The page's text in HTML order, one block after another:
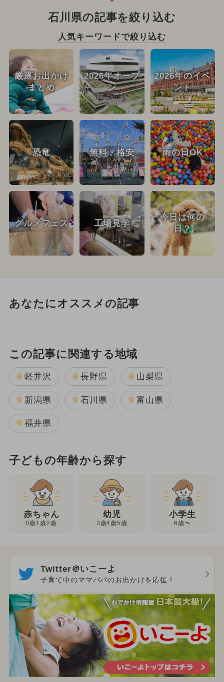
石川県の記事を絞り込む
人気キーワードで絞り込む
厳選お出かけ
まとめ
2026年オープ
ン
2026年のイベ
ント
恐竜 無料・格安 雨の日OK
グルメフェス 工場見学
今日は何の
日？
あなたにオススメの記事
この記事に関連する地域
軽井沢 長野県 山梨県
新潟県 石川県 富山県
福井県
子どもの年齢から探す
赤ちゃん
0歳1歳2歳
幼児
3歳4歳5歳
小学生
6歳〜
Twitter＠いこーよ
子育て中のママパパのお出かけを応援！